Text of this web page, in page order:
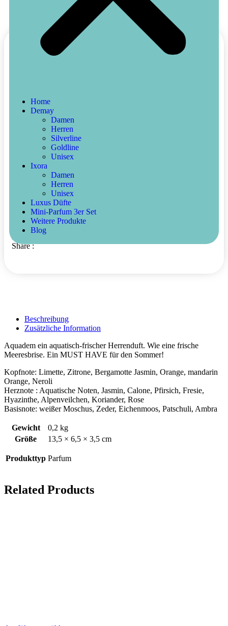
Home
Demay
Damen
Herren
Silverline
Goldline
Unisex
Ixora
Damen
Herren
Unisex
Luxus Düfte
Mini-Parfum 3er Set
Weitere Produkte
Blog
A007-Aquadem
Incl.MwSt
Sportlicher Herrenduft: frisch-aquatisch, POWER-BOOST!
-
In den Warenkorb
Buy Now
Artikelnummer:
Share :
Beschreibung
Zusätzliche Information
Aquadem ein aquatisch-frischer Herrenduft. Wie eine frische
Meeresbrise. Ein MUST HAVE für den Sommer!
Kopfnote: Limette, Zitrone, Bergamotte Jasmin, Orange, mandarin
Orange, Neroli
Herznote : Aquatische Noten, Jasmin, Calone, Pfirsich, Fresie,
Hyazinthe, Alpenveilchen, Koriander, Rose
Basisnote: weißer Moschus, Zeder, Eichenmoos, Patschuli, Ambra
Gewicht
0,2 kg
Größe
13,5 × 6,5 × 3,5 cm
Produkttyp Parfum
Related Products